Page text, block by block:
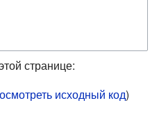
странице:
исходный код)